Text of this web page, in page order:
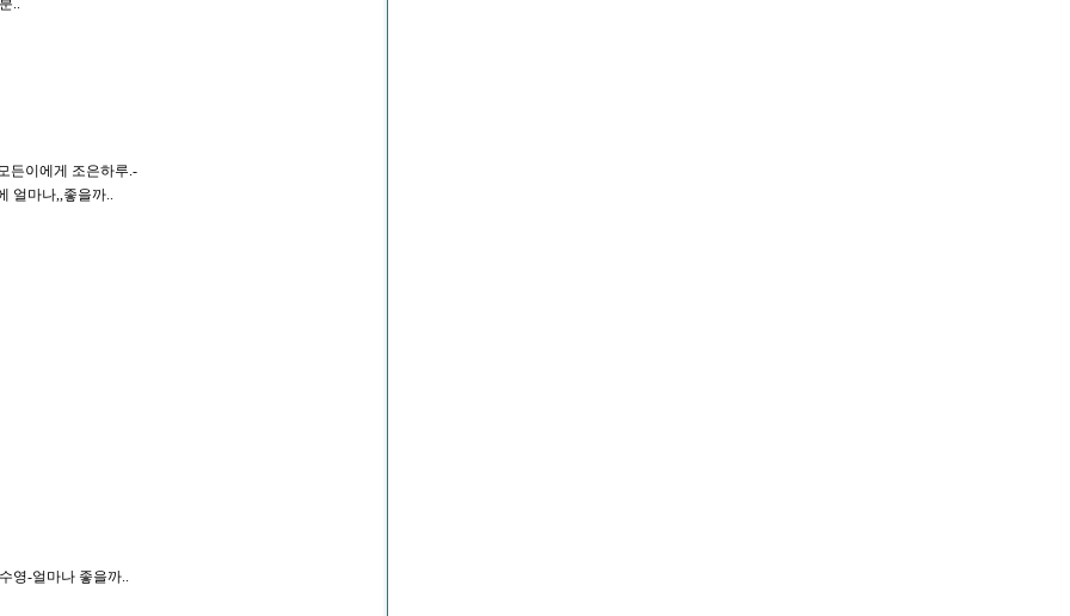
..
든이에게 조은하루.-
얼마나,,좋을까..
영-얼마나 좋을까..